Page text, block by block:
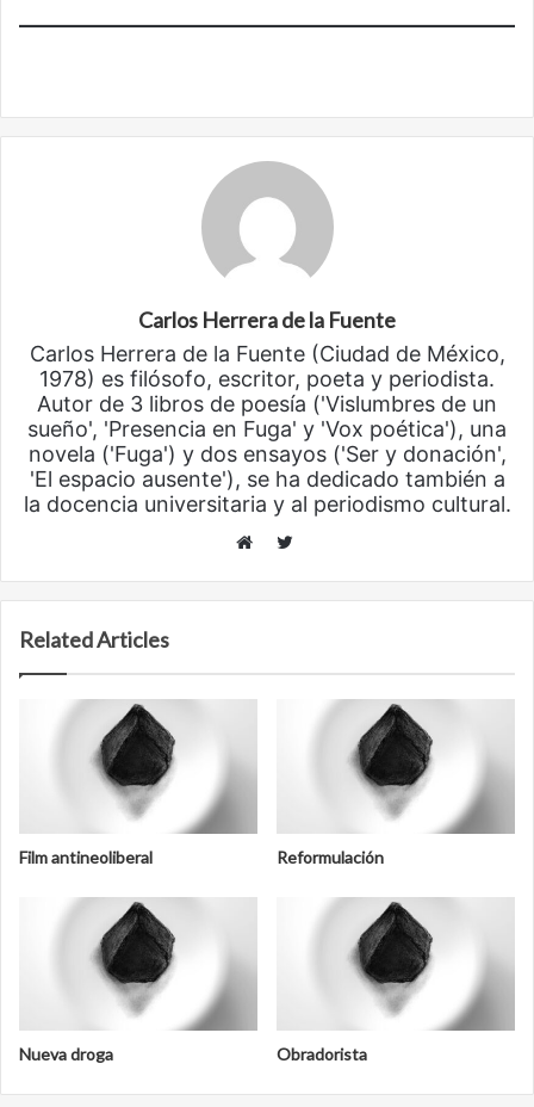
Carlos Herrera de la Fuente
Carlos Herrera de la Fuente (Ciudad de México,
1978) es filósofo, escritor, poeta y periodista.
Autor de 3 libros de poesía ('Vislumbres de un
sueño', 'Presencia en Fuga' y 'Vox poética'), una
novela ('Fuga') y dos ensayos ('Ser y donación',
'El espacio ausente'), se ha dedicado también a
la docencia universitaria y al periodismo cultural.
Twitter
Related Articles
Film antineoliberal Reformulación
Nueva droga Obradorista